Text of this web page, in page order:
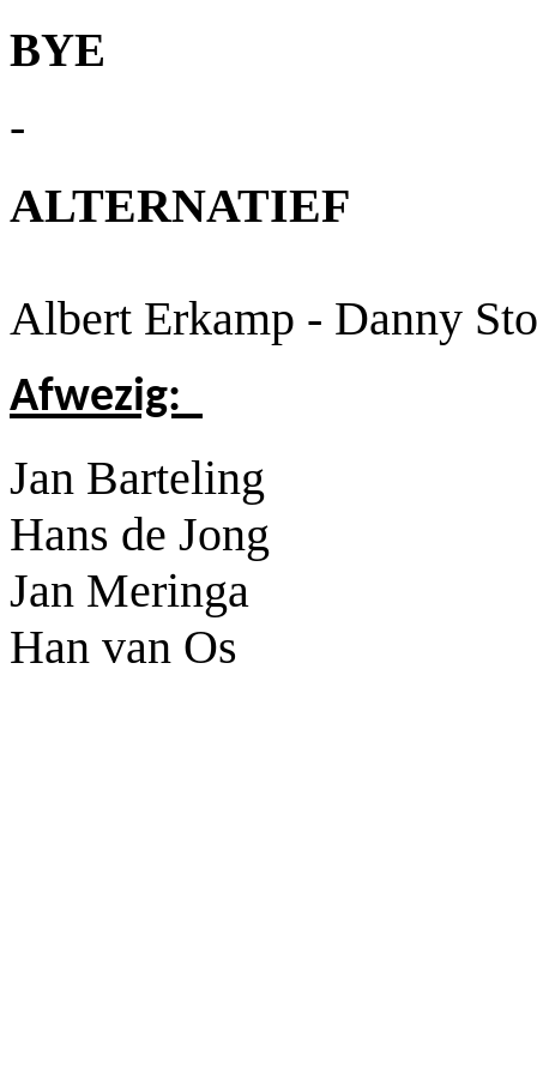
BYE
-
ALTERNATIEF
Albert Erkamp - Danny
Afwezig:
Jan Barteling
Hans de Jong
Jan Meringa
Han van Os